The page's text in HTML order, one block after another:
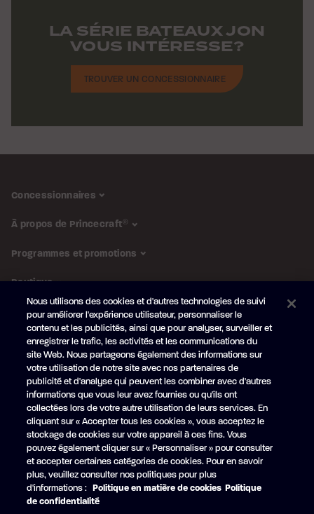
LA SÉRIE BATEAUX JON
VOUS INTÉRESSE?
TROUVER UN CONCESSIONNAIRE
Concessionnaires
À propos de Princecraft®
Programmes et promotions
Boutique
SUIVEZ-NOUS
Abonnez-vous à l'infolettre
Obtenez en primeur nosnouveautés et promotions
Votre
courriel
S'ABONNER
FacebookYouTube
Nous utilisons des cookies et d'autres technologies de suivi
pour améliorer l'expérience utilisateur, personnaliser le
contenu et les publicités, ainsi que pour analyser, surveiller et
enregistrer le trafic, les activités et les communications du
site Web. Nous partageons également des informations sur
votre utilisation de notre site avec nos partenaires de
publicité et d'analyse qui peuvent les combiner avec d'autres
informations que vous leur avez fournies ou qu'ils ont
collectées lors de votre autre utilisation de leurs services. En
cliquant sur « Accepter tous les cookies », vous acceptez le
stockage de cookies sur votre appareil à ces fins. Vous
pouvez également cliquer sur « Personnaliser » pour consulter
et accepter certaines catégories de cookies. Pour en savoir
plus, veuillez consulter nos politiques pour plus
d'informations : Politique en matière de cookies Politique
de confidentialité